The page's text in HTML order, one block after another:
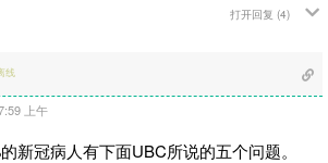
打开回复 (4)
线
上午
新冠病人有下面UBC所说的五个问题。